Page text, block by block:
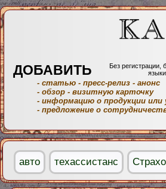
ДОБАВИТЬ
Без регистрации,
- статью - пресс-релиз - анонс
- обзор - визитную карточку
- информацию о продукции или
- предложение о
авто техассистанс